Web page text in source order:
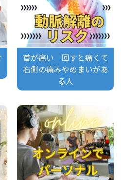
首が痛い 回すと痛くて
右側の痛みやめまいがあ
る人